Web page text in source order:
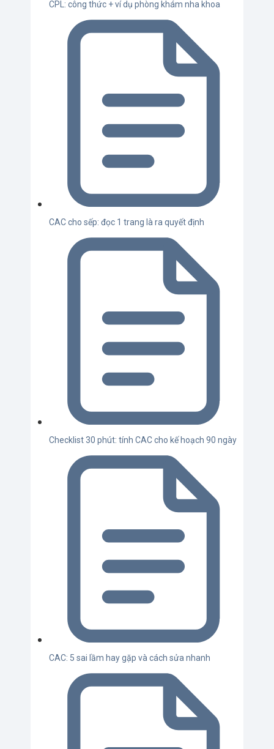
CPL: công thức + ví dụ phòng khám nha khoa
CAC cho sếp: đọc 1 trang là ra quyết định
Checklist 30 phút: tính CAC cho kế hoạch 90 ngày
CAC: 5 sai lầm hay gặp và cách sửa nhanh